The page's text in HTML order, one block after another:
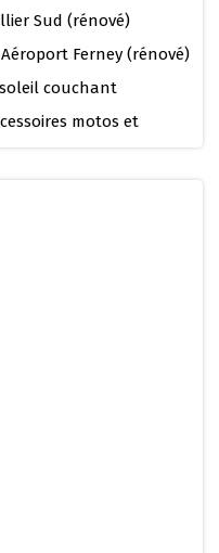
Sud (rénové)
Ferney (rénové)
couchant
motos et